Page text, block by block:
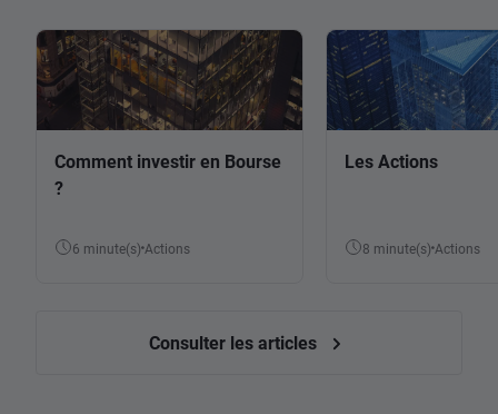
Comment investir en Bourse
?
6 minute(s) Actions
Les Actions
8 minute(s) Actions
Consulter les articles